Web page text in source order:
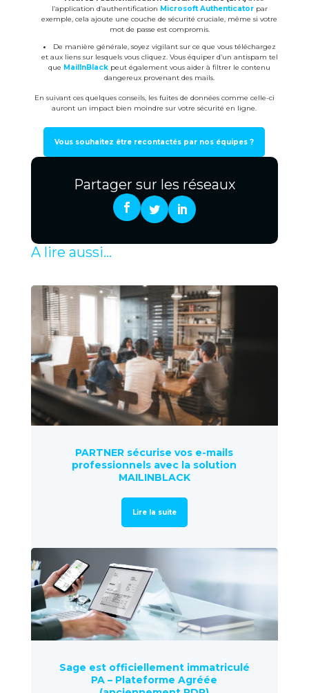
l’application d’authentification Microsoft Authenticator par
exemple, cela ajoute une couche de sécurité cruciale, même si votre
mot de passe est compromis.
De manière générale, soyez vigilant sur ce que vous téléchargez
et aux liens sur lesquels vous cliquez. Vous équiper d’un antispam tel
que MailInBlack peut également vous aider à filtrer le contenu
dangereux provenant des mails.
En suivant ces quelques conseils, les fuites de données comme celle-ci
auront un impact bien moindre sur votre sécurité en ligne.
Vous souhaitez être recontactés par nos équipes ?
Partager sur les réseaux
A lire aussi...
PARTNER sécurise vos e-mails
professionnels avec la solution
MAILINBLACK
Lire la suite
Sage est officiellement immatriculé
PA – Plateforme Agréée